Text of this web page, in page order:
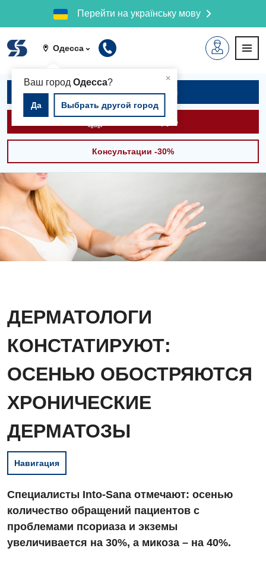
Перейти на українську мову
Одесса
×
Ваш город Одесса?
Да Выбрать другой город
Записаться на приём
Вызвать скорую
Консультации -30%
ДЕРМАТОЛОГИ
КОНСТАТИРУЮТ:
ОСЕНЬЮ ОБОСТРЯЮТСЯ
ХРОНИЧЕСКИЕ
ДЕРМАТОЗЫ
Навигация
Специалисты Into-Sana отмечают: осенью
количество обращений пациентов с
проблемами псориаза и экземы
увеличивается на 30%, а микоза – на 40%.